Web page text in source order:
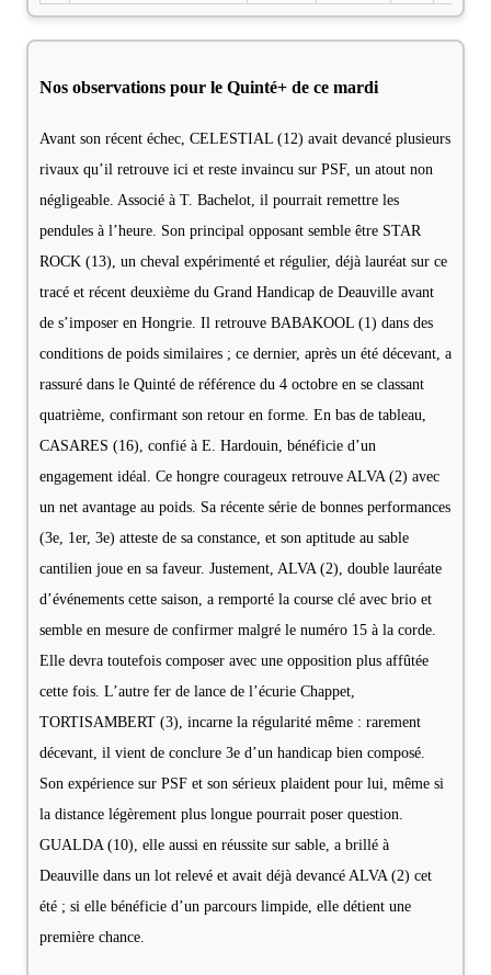
Nos observations pour le Quinté+ de ce mardi
Avant son récent échec, CELESTIAL (12) avait devancé plusieurs
rivaux qu’il retrouve ici et reste invaincu sur PSF, un atout non
négligeable. Associé à T. Bachelot, il pourrait remettre les
pendules à l’heure. Son principal opposant semble être STAR
ROCK (13), un cheval expérimenté et régulier, déjà lauréat sur ce
tracé et récent deuxième du Grand Handicap de Deauville avant
de s’imposer en Hongrie. Il retrouve BABAKOOL (1) dans des
conditions de poids similaires ; ce dernier, après un été décevant, a
rassuré dans le Quinté de référence du 4 octobre en se classant
quatrième, confirmant son retour en forme. En bas de tableau,
CASARES (16), confié à E. Hardouin, bénéficie d’un
engagement idéal. Ce hongre courageux retrouve ALVA (2) avec
un net avantage au poids. Sa récente série de bonnes performances
(3e, 1er, 3e) atteste de sa constance, et son aptitude au sable
cantilien joue en sa faveur. Justement, ALVA (2), double lauréate
d’événements cette saison, a remporté la course clé avec brio et
semble en mesure de confirmer malgré le numéro 15 à la corde.
Elle devra toutefois composer avec une opposition plus affûtée
cette fois. L’autre fer de lance de l’écurie Chappet,
TORTISAMBERT (3), incarne la régularité même : rarement
décevant, il vient de conclure 3e d’un handicap bien composé.
Son expérience sur PSF et son sérieux plaident pour lui, même si
la distance légèrement plus longue pourrait poser question.
GUALDA (10), elle aussi en réussite sur sable, a brillé à
Deauville dans un lot relevé et avait déjà devancé ALVA (2) cet
été ; si elle bénéficie d’un parcours limpide, elle détient une
première chance.